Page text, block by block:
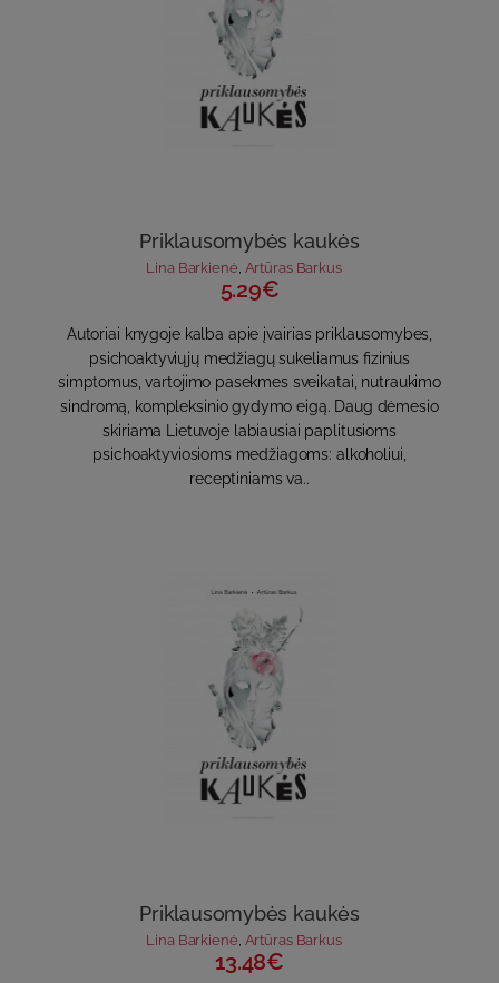
Priklausomybės kaukės
Lina Barkienė Artūras Barkus
5.29€
Autoriai knygoje kalba apie įvairias priklausomybes,
psichoaktyviųjų medžiagų sukeliamus fizinius
simptomus, vartojimo pasekmes sveikatai, nutraukimo
sindromą, kompleksinio gydymo eigą. Daug dėmesio
skiriama Lietuvoje labiausiai paplitusioms
psichoaktyviosioms medžiagoms: alkoholiui,
receptiniams va..
Priklausomybės kaukės
Lina Barkienė Artūras Barkus
13.48€